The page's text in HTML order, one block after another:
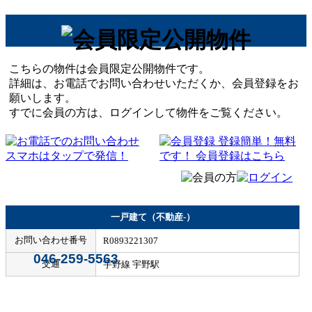
こちらの物件は会員限定公開物件です。
詳細は、お電話でお問い合わせいただくか、会員登録をお
願いします。
すでに会員の方は、ログインして物件をご覧ください。
046-259-5563
一戸建て（不動産-）
お問い合わせ番号 R0893221307
交通 宇野線 宇野駅